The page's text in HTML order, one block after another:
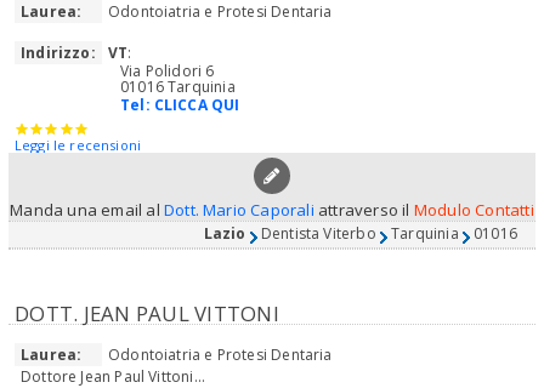
Laurea:
Odontoiatria e Protesi Dentaria
Indirizzo:
VT:
Via Polidori 6
01016 Tarquinia
Tel: CLICCA QUI
Leggi le recensioni
Manda una email al Dott. Mario Caporali attraverso il Modulo Contatti
Lazio Dentista Viterbo Tarquinia 01016
DOTT. JEAN PAUL VITTONI
Laurea:
Odontoiatria e Protesi Dentaria
Dottore Jean Paul Vittoni...